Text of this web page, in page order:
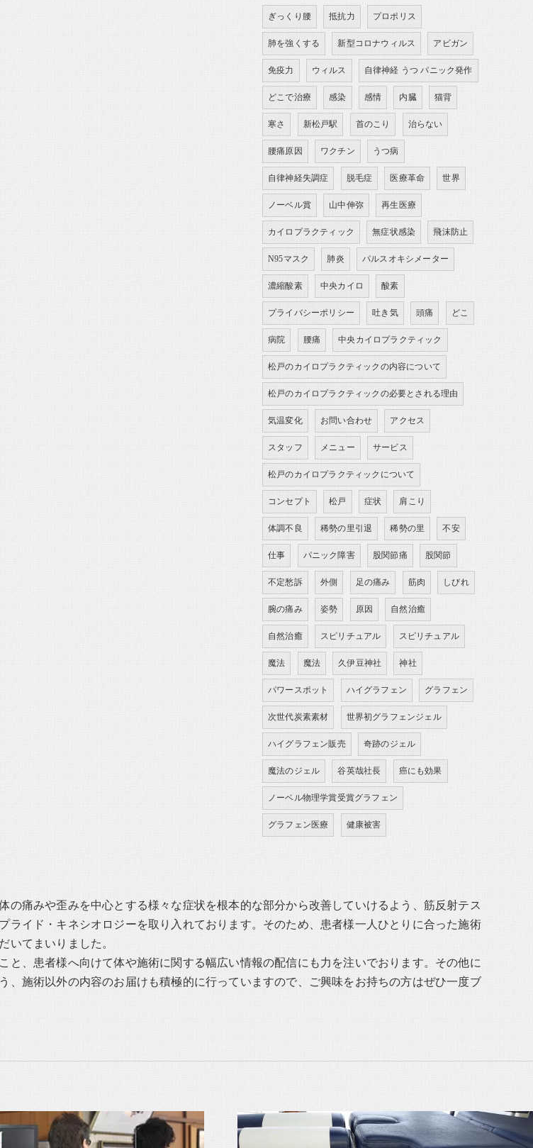
ぎっくり腰 抵抗力 プロポリス
肺を強くする 新型コロナウィルス アビガン
免疫力 ウィルス 自律神経 うつ パニック発作
どこで治療 感染 感情 内臓 猫背
寒さ 新松戸駅 首のこり 治らない
腰痛原因 ワクチン うつ病
自律神経失調症 脱毛症 医療革命 世界
ノーベル賞 山中伸弥 再生医療
カイロプラクティック 無症状感染 飛沫防止
N95マスク 肺炎 パルスオキシメーター
濃縮酸素 中央カイロ 酸素
プライバシーポリシー 吐き気 頭痛 どこ
病院 腰痛 中央カイロプラクティック
松戸のカイロプラクティックの内容について
松戸のカイロプラクティックの必要とされる理由
気温変化 お問い合わせ アクセス
スタッフ メニュー サービス
松戸のカイロプラクティックについて
コンセプト 松戸 症状 肩こり
体調不良 稀勢の里引退 稀勢の里 不安
仕事 パニック障害 股関節痛 股関節
不定愁訴 外側 足の痛み 筋肉 しびれ
腕の痛み 姿勢 原因 自然治癒
自然治癒 スピリチュアル スピリチュアル
魔法 魔法 久伊豆神社 神社
パワースポット ハイグラフェン グラフェン
次世代炭素素材 世界初グラフェンジェル
ハイグラフェン販売 奇跡のジェル
魔法のジェル 谷英哉社長 癌にも効果
ノーベル物理学賞受賞グラフェン
グラフェン医療 健康被害
痛みや歪みを中心とする様々な症状を根本的な部分から改善していけるよう、筋反射テス
ライド・キネシオロジーを取り入れております。そのため、患者様一人ひとりに合った施術
いてまいりました。
、患者様へ向けて体や施術に関する幅広い情報の配信にも力を注いでおります。その他に
、施術以外の内容のお届けも積極的に行っていますので、ご興味をお持ちの方はぜひ一度ブ